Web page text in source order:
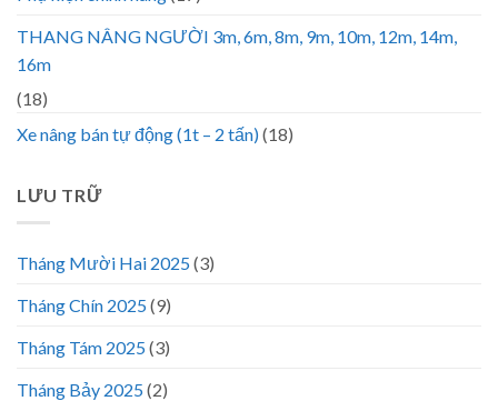
THANG NÂNG NGƯỜI 3m, 6m, 8m, 9m, 10m, 12m, 14m,
16m
(18)
Xe nâng bán tự động (1t – 2 tấn)(18)
LƯU TRỮ
Tháng Mười Hai 2025(3)
Tháng Chín 2025(9)
Tháng Tám 2025(3)
Tháng Bảy 2025(2)